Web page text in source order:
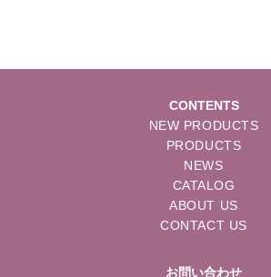
CONTENTS
NEW PRODUCTS
PRODUCTS
NEWS
CATALOG
ABOUT US
CONTACT US
お問い合わせ